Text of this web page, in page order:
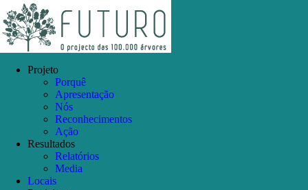
to
content
Facebook
Instagram
YouTube
Projeto
Porquê
Apresentação
Nós
Reconhecimentos
Ação
Resultados
Relatórios
Media
Locais